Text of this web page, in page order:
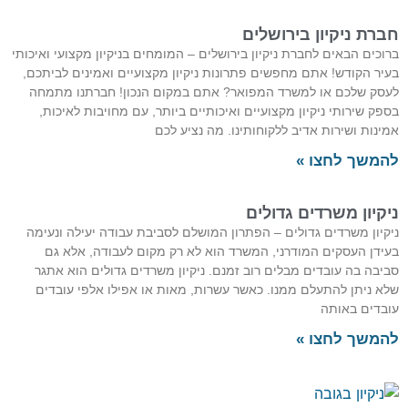
חברת ניקיון בירושלים
ברוכים הבאים לחברת ניקיון בירושלים – המומחים בניקיון מקצועי ואיכותי
בעיר הקודש! אתם מחפשים פתרונות ניקיון מקצועיים ואמינים לביתכם,
לעסק שלכם או למשרד המפואר? אתם במקום הנכון! חברתנו מתמחה
בספק שירותי ניקיון מקצועיים ואיכותיים ביותר, עם מחויבות לאיכות,
אמינות ושירות אדיב ללקוחותינו. מה נציע לכם
להמשך לחצו »
ניקיון משרדים גדולים
ניקיון משרדים גדולים – הפתרון המושלם לסביבת עבודה יעילה ונעימה
בעידן העסקים המודרני, המשרד הוא לא רק מקום לעבודה, אלא גם
סביבה בה עובדים מבלים רוב זמנם. ניקיון משרדים גדולים הוא אתגר
שלא ניתן להתעלם ממנו. כאשר עשרות, מאות או אפילו אלפי עובדים
עובדים באותה
להמשך לחצו »